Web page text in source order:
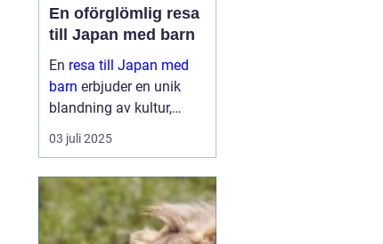
En oförglömlig resa
till Japan med barn
En resa till Japan med
barn erbjuder en unik
blandning av kultur,
historia och naturliga
skönheter. Landet är
renlighet oc...
03 juli 2025